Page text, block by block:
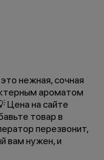
нежная, сочная
ароматом
Цена на сайте
товар в
перезвонит,
вам нужен, и